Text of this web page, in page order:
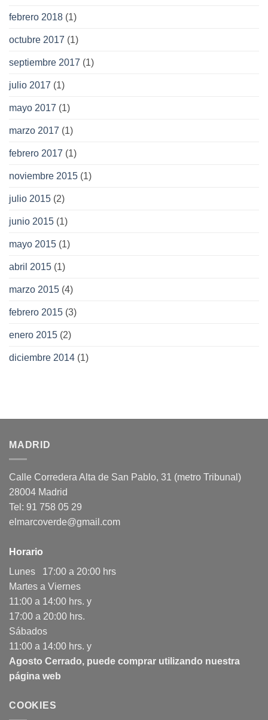
febrero 2018 (1)
octubre 2017 (1)
septiembre 2017 (1)
julio 2017 (1)
mayo 2017 (1)
marzo 2017 (1)
febrero 2017 (1)
noviembre 2015 (1)
julio 2015 (2)
junio 2015 (1)
mayo 2015 (1)
abril 2015 (1)
marzo 2015 (4)
febrero 2015 (3)
enero 2015 (2)
diciembre 2014 (1)
MADRID
Calle Corredera Alta de San Pablo, 31 (metro Tribunal)
28004 Madrid
Tel: 91 758 05 29
elmarcoverde@gmail.com
Horario
Lunes 17:00 a 20:00 hrs
Martes a Viernes
11:00 a 14:00 hrs. y
17:00 a 20:00 hrs.
Sábados
11:00 a 14:00 hrs. y
Agosto Cerrado, puede comprar utilizando nuestra
página web
COOKIES